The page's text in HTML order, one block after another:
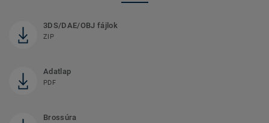
3DS/DAE/OBJ fájlok
ZIP
Adatlap
PDF
Brossúra